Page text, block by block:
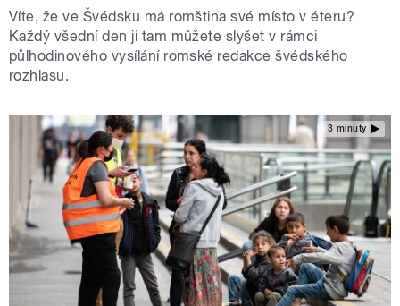
Víte, že ve Švédsku má romština své místo v éteru?
Každý všední den ji tam můžete slyšet v rámci
půlhodinového vysílání romské redakce švédského
rozhlasu.
3 minuty